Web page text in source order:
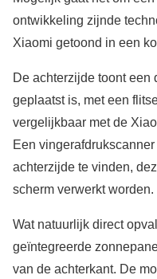
ontwikkeling zijnde
Xiaomi getoond in een
De achterzijde toont een
geplaatst is, met een
vergelijkbaar met de
Een
achterzijde te vinden,
scherm verwerkt worden.
Wat natuurlijk direct
geïntegreerde
van de achterkant. De